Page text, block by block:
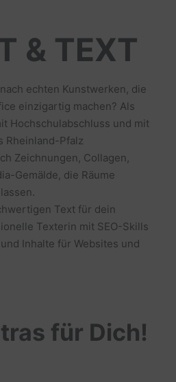
& TEXT
echten Kunstwerken, die
einzigartig machen? Als
Hochschulabschluss und mit
Rheinland-Pfalz
Zeichnungen, Collagen,
Gemälde, die Räume
Text für dein
Texterin mit SEO-Skills
Inhalte für Websites und
für Dich!